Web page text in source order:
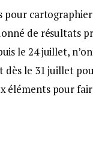
pour
de résultats
le 24 juillet,
dès le 31 juillet
éléments pour